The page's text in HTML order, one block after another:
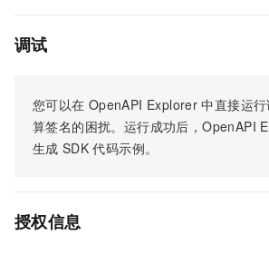
调试
您可以在 OpenAPI Explorer 中直接运
算签名的困扰。运行成功后，OpenAPI
生成 SDK 代码示例。
授权信息